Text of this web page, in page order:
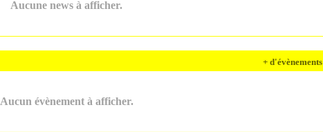
Aucune news à afficher.
Aucun évènement à afficher.
+ d'évènements